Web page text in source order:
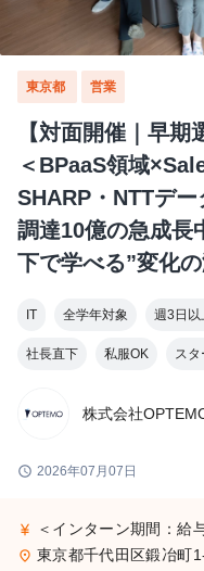
東京都 営業
【対面開催｜早期
＜BPaaS領域
SHARP・NTTデ
調達10億の急成長
下で学べる”変化
IT 全学年対象 週3日以
社長直下 私服OK ス
株式会社
schedule 2026年07月07日
currency_yen ＜インターン期間：給与＞ ■時給 1,500円 〜 2,000円 ＜2027年卒＞ ■年収 3,600,000円〜
place 東京都千代田区鍛冶町